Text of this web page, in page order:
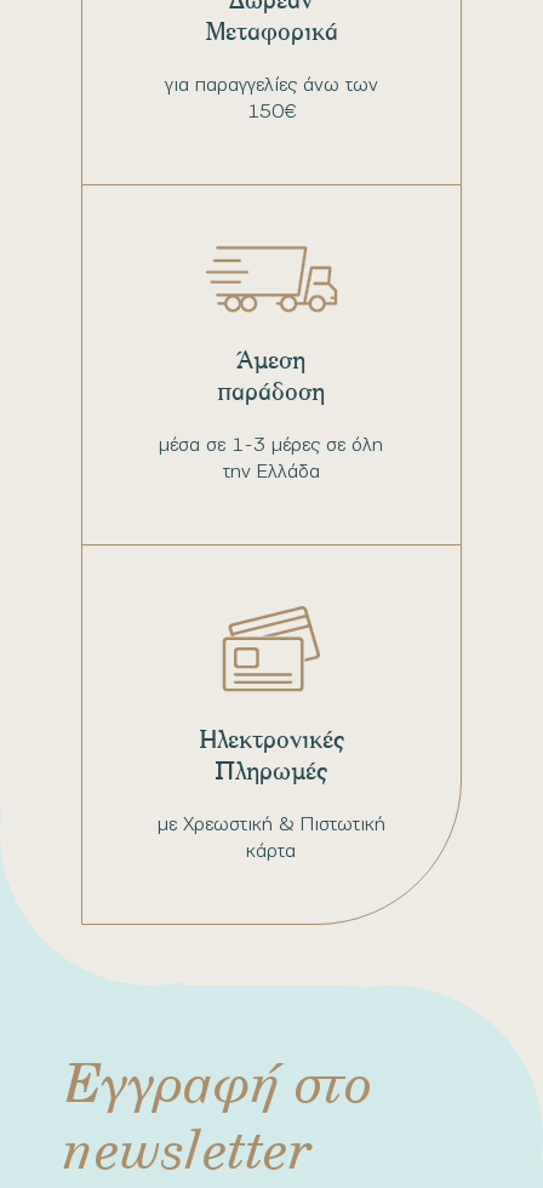
για παραγγελίες άνω των
150€
Μεταφορικά
μέσα σε 1-3 μέρες σε όλη
την Ελλάδα
Άμεση
παράδοση
με Χρεωστική & Πιστωτική
κάρτα
Ηλεκτρονικές
Πληρωμές
Εγγραφή στο
newsletter